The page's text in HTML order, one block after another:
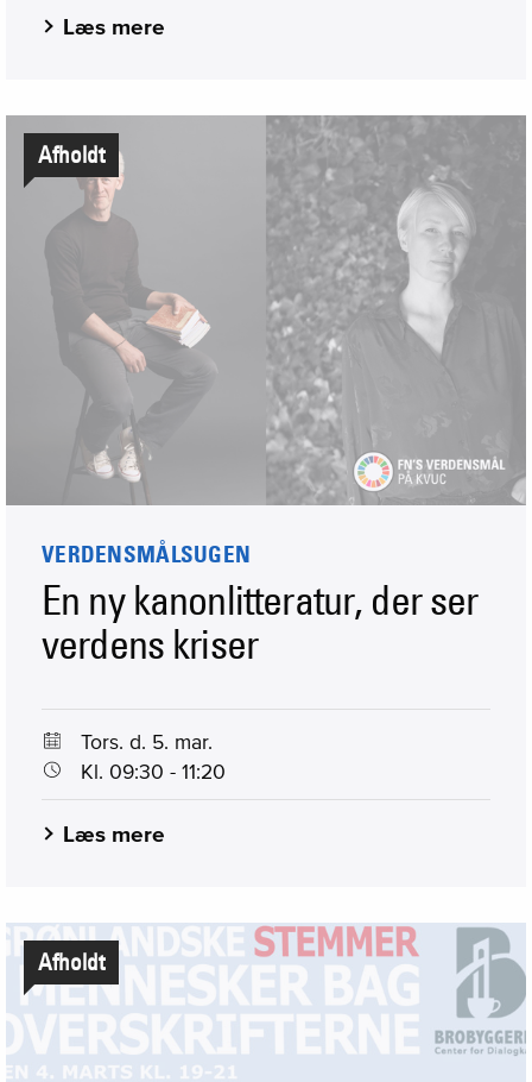
Læs mere
Afholdt
VERDENSMÅLSUGEN
En ny kanonlitteratur, der ser
verdens kriser
Tors. d. 5. mar.
Kl. 09:30 - 11:20
Læs mere
Afholdt